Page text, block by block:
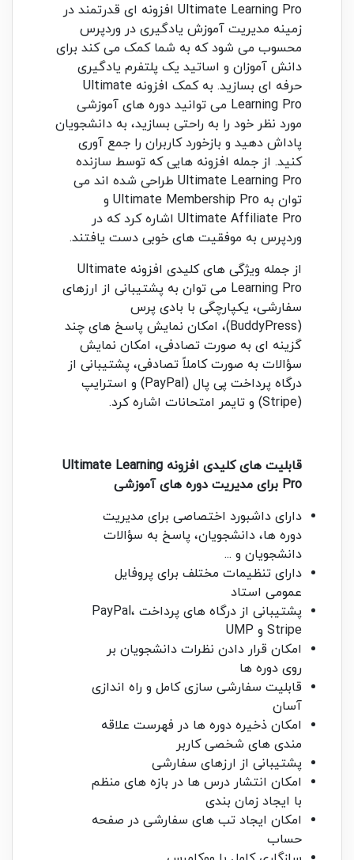
Ultimate Learning Pro افزونه ای قدرتمند در
زمینه مدیریت آموزش یادگیری در وردپرس
محسوب می شود که به شما کمک می کند برای
دانش آموزان و اساتید یک پلتفرم یادگیری
حرفه ای بسازید. به کمک افزونه Ultimate
Learning Pro می توانید دوره های آموزشی
مورد نظر خود را به راحتی بسازید، به دانشجویان
پاداش دهید و بازخورد کاربران را جمع آوری
کنید. از جمله افزونه هایی که توسط سازنده
Ultimate Learning Pro طراحی شده اند می
توان به Ultimate Membership Pro و
Ultimate Affiliate Pro اشاره کرد که در
وردپرس به موفقیت های خوبی دست یافتند.
از جمله ویژگی های کلیدی افزونه Ultimate
Learning Pro می توان به پشتیبانی از ارزهای
سفارشی، یکپارچگی با بادی پرس
(BuddyPress)، امکان نمایش پاسخ های چند
گزینه ای به صورت تصادفی، امکان نمایش
سؤالات به صورت کاملاً تصادفی، پشتیبانی از
درگاه پرداخت پی پال (PayPal) و استرایپ
(Stripe) و تایمر امتحانات اشاره کرد.
قابلیت های کلیدی افزونه Ultimate Learning
Pro برای مدیریت دوره های آموزشی
دارای داشبورد اختصاصی برای مدیریت
دوره ها، دانشجویان، پاسخ به سؤالات
دانشجویان و ...
دارای تنظیمات مختلف برای پروفایل
عمومی استاد
پشتیبانی از درگاه های پرداخت PayPal،
Stripe و UMP
امکان قرار دادن نظرات دانشجویان بر
روی دوره ها
قابلیت سفارشی سازی کامل و راه اندازی
آسان
امکان ذخیره دوره ها در فهرست علاقه
مندی های شخصی کاربر
پشتیبانی از ارزهای سفارشی
امکان انتشار درس ها در بازه های منظم
با ایجاد زمان بندی
امکان ایجاد تب های سفارشی در صفحه
حساب